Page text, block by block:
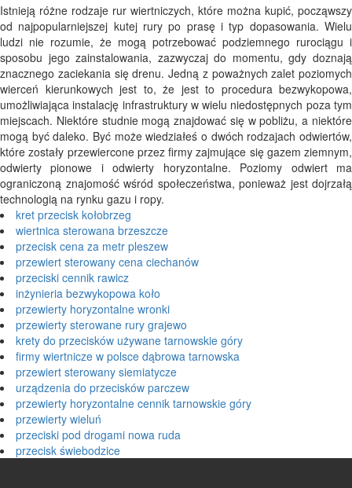
Istnieją różne rodzaje rur wiertniczych, które można kupić, począwszy
od najpopularniejszej kutej rury po prasę i typ dopasowania. Wielu
ludzi nie rozumie, że mogą potrzebować podziemnego rurociągu i
sposobu jego zainstalowania, zazwyczaj do momentu, gdy doznają
znacznego zaciekania się drenu. Jedną z poważnych zalet poziomych
wierceń kierunkowych jest to, że jest to procedura bezwykopowa,
umożliwiająca instalację infrastruktury w wielu niedostępnych poza tym
miejscach. Niektóre studnie mogą znajdować się w pobliżu, a niektóre
mogą być daleko. Być może wiedziałeś o dwóch rodzajach odwiertów,
które zostały przewiercone przez firmy zajmujące się gazem ziemnym,
odwierty pionowe i odwierty horyzontalne. Poziomy odwiert ma
ograniczoną znajomość wśród społeczeństwa, ponieważ jest dojrzałą
technologią na rynku gazu i ropy.
kret przecisk kołobrzeg
wiertnica sterowana brzeszcze
przecisk cena za metr pleszew
przewiert sterowany cena ciechanów
przeciski cennik rawicz
inżynieria bezwykopowa koło
przewierty horyzontalne wronki
przewierty sterowane rury grajewo
krety do przecisków używane tarnowskie góry
firmy wiertnicze w polsce dąbrowa tarnowska
przewiert sterowany siemiatycze
urządzenia do przecisków parczew
przewierty horyzontalne cennik tarnowskie góry
przewierty wieluń
przeciski pod drogami nowa ruda
przecisk świebodzice